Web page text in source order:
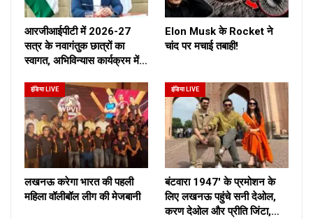
आरजीआईपीटी में 2026-27
सत्र के नवागंतुक छात्रों का
स्वागत, अभिविन्यास कार्यक्रम में…
Elon Musk के Rocket ने
चांद पर मचाई तबाही!
इंडिया LIVE
लखनऊ करेगा भारत की पहली
महिला वॉलीबॉल लीग की मेजबानी
इंडिया LIVE
बंटवारा 1947′ के प्रमोशन के
लिए लखनऊ पहुंचे सनी देओल,
करण देओल और प्रीति जिंटा,…